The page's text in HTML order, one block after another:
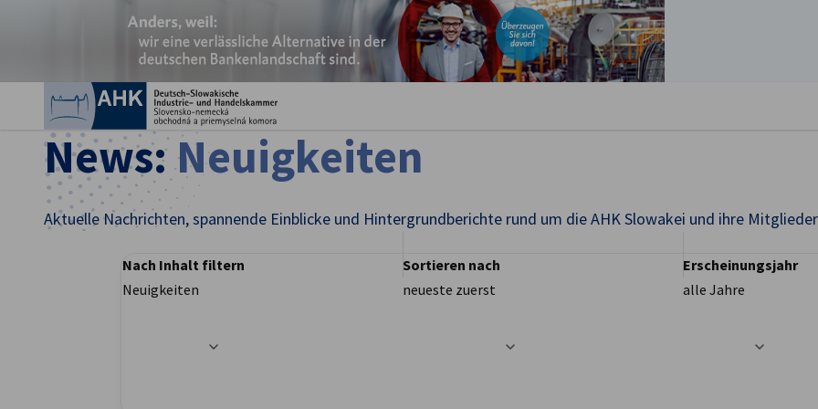
Einstellungen schließen
News:Neuigkeiten
Aktuelle Nachrichten, spannende Einblicke und Hintergrundberichte rund um die AHK Slowakei und ihre
Filteroptionen wurden erfolgreich aktualisiert
Nach Inhalt filtern
Neuigkeiten
Sortieren nach
neueste zuerst
Erscheinungsjahr
alle Jahre